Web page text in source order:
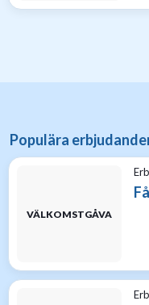
Populära
VÄLKOMSTGÅVA